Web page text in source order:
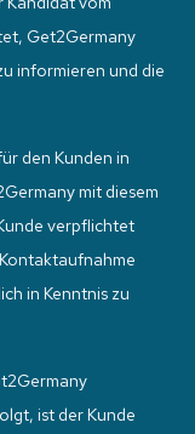
Get2Germany
informieren und die
den Kunden in
mit diesem
verpflichtet
in Kenntnis zu
ist der Kunde